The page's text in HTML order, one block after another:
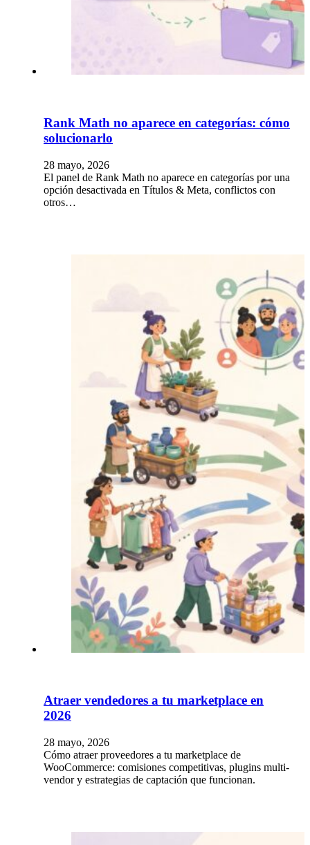
Rank Math no aparece en categorías: cómo
solucionarlo
28 mayo, 2026
El panel de Rank Math no aparece en categorías por una
opción desactivada en Títulos & Meta, conflictos con
otros…
Atraer vendedores a tu marketplace en
2026
28 mayo, 2026
Cómo atraer proveedores a tu marketplace de
WooCommerce: comisiones competitivas, plugins multi-
vendor y estrategias de captación que funcionan.